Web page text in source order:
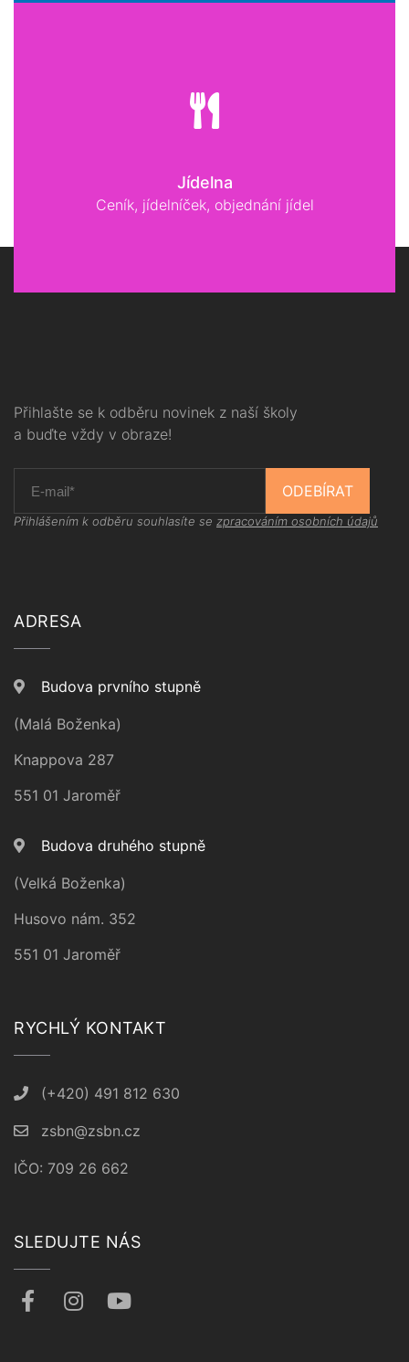
Jídelna
Ceník, jídelníček, objednání jídel
Přihlašte se k odběru novinek z naší školy
a buďte vždy v obraze!
ODEBÍRAT
Přihlášením k odběru souhlasíte se zpracováním osobních údajů
ADRESA
Budova prvního stupně
(Malá Boženka)
Knappova 287
551 01 Jaroměř
Budova druhého stupně
(Velká Boženka)
Husovo nám. 352
551 01 Jaroměř
RYCHLÝ KONTAKT
(+420) 491 812 630
zsbn@zsbn.cz
IČO: 709 26 662
SLEDUJTE NÁS